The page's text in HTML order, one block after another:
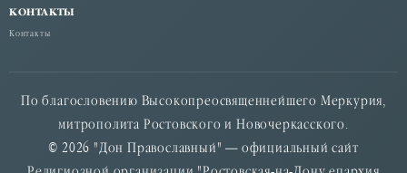
КОНТАКТЫ
Контакты
По благословению Высокопреосвященнейшего Меркурия,
митрополита Ростовского и Новочеркасского.
© 2026 "Дон Православный" — официальный сайт